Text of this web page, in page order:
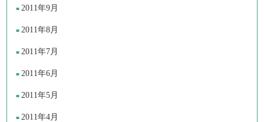
2011年9月
2011年8月
2011年7月
2011年6月
2011年5月
2011年4月